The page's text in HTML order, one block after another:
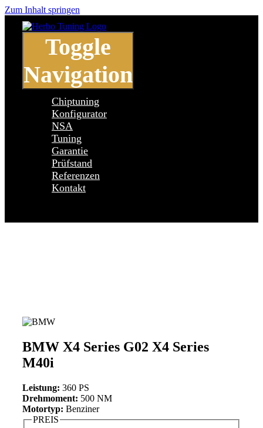
Zum Inhalt springen
Toggle
Navigation
Chiptuning
Konfigurator
NSA
Tuning
Garantie
Prüfstand
Referenzen
Kontakt
BMW X4 Series G02 X4 Series
M40i
Leistung: 360 PS
Drehmoment: 500 NM
Motortyp: Benziner
PREIS